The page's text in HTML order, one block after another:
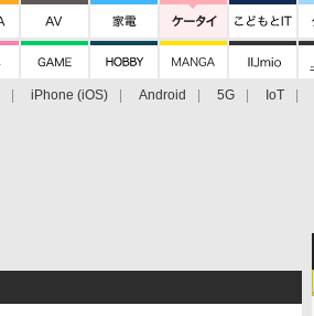
iPhone (iOS) Android 5G IoT